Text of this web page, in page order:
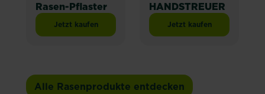
Rasen-Pflaster
Jetzt kaufenSUBSTRAL® Magisches Rasen-Pflaster
HANDSTREUER
Jetzt kaufen
SUBSTRAL
Alle Rasenprodukte entdecken